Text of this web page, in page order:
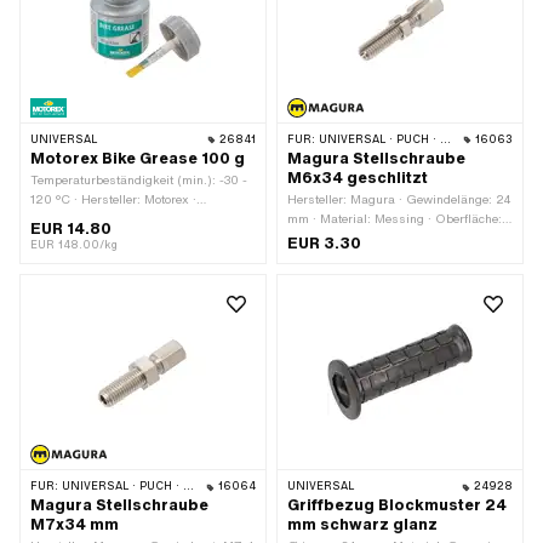
UNIVERSAL 26841
Motorex Bike Grease 100 g
Temperaturbeständigkeit (min.): -30 -
120 °C · Hersteller: Motorex ·
Anwendungsbereich: Fett · Inhalt: 100
EUR 14.80
EUR 148.00/kg
FÜR: UNIVERSAL · PUCH · SACHS 16063
Magura Stellschraube
M6x34 geschlitzt
Hersteller: Magura · Gewindelänge: 24
mm · Material: Messing · Oberfläche:
vernickelt · Gesamtlänge: 34 mm ·
EUR 3.30
FÜR: UNIVERSAL · PUCH · SACHS · ZÜNDAPP BELMONDO 16064
Magura Stellschraube
M7x34 mm
UNIVERSAL 24928
Griffbezug Blockmuster 24
mm schwarz glanz